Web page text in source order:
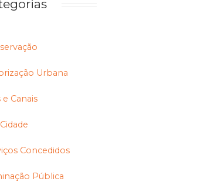
Urbana
e Canais
Concedidos
Pública